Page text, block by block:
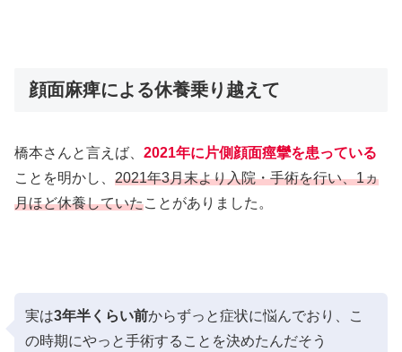
顔面麻痺による休養乗り越えて
橋本さんと言えば、 2021年に片側顔面痙攣を患っている
ことを明かし、 2021年3月末より入院・手術を行い、1ヵ
月ほど休養していたことがありました。
実は3年半くらい前からずっと症状に悩んでおり、こ
の時期にやっと手術することを決めたんだそう